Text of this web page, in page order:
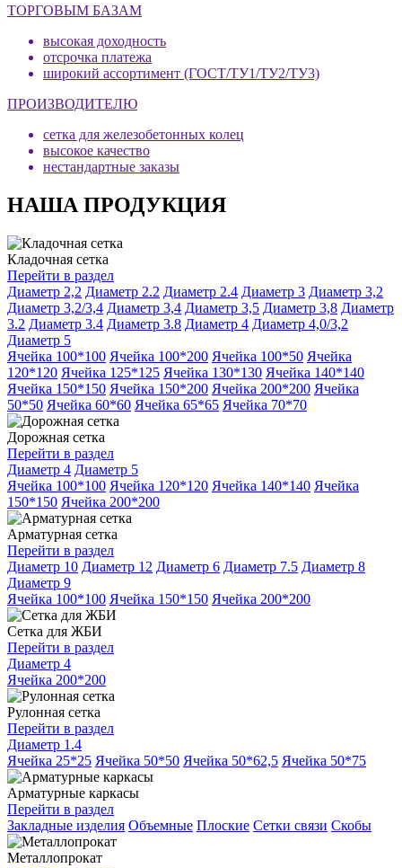
ТОРГОВЫМ БАЗАМ
высокая доходность
отсрочка платежа
широкий ассортимент (ГОСТ/ТУ1/ТУ2/ТУ3)
ПРОИЗВОДИТЕЛЮ
сетка для железобетонных колец
высокое качество
нестандартные заказы
НАША ПРОДУКЦИЯ
Кладочная сетка
Перейти в раздел
Диаметр 2,2 Диаметр 2.2 Диаметр 2.4 Диаметр 3 Диаметр 3,2
Диаметр 3,2/3,4 Диаметр 3,4 Диаметр 3,5 Диаметр 3,8 Диаметр
3.2 Диаметр 3.4 Диаметр 3.8 Диаметр 4 Диаметр 4,0/3,2
Диаметр 5
Ячейка 100*100 Ячейка 100*200 Ячейка 100*50 Ячейка
120*120 Ячейка 125*125 Ячейка 130*130 Ячейка 140*140
Ячейка 150*150 Ячейка 150*200 Ячейка 200*200 Ячейка
50*50 Ячейка 60*60 Ячейка 65*65 Ячейка 70*70
Дорожная сетка
Перейти в раздел
Диаметр 4 Диаметр 5
Ячейка 100*100 Ячейка 120*120 Ячейка 140*140 Ячейка
150*150 Ячейка 200*200
Арматурная сетка
Перейти в раздел
Диаметр 10 Диаметр 12 Диаметр 6 Диаметр 7.5 Диаметр 8
Диаметр 9
Ячейка 100*100 Ячейка 150*150 Ячейка 200*200
Сетка для ЖБИ
Перейти в раздел
Диаметр 4
Ячейка 200*200
Рулонная сетка
Перейти в раздел
Диаметр 1.4
Ячейка 25*25 Ячейка 50*50 Ячейка 50*62,5 Ячейка 50*75
Арматурные каркасы
Перейти в раздел
Закладные изделия Объемные Плоские Сетки связи Скобы
Металлопрокат